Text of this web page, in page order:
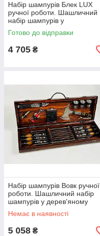
Набір шампурів Блек LUX
ручної роботи. Шашличний
набір шампурів у
дерев'яному кейсі.
Готово до відправки
4 705 ₴
Набір шампурів Вовк ручної
роботи. Шашличний набір
шампурів у дерев'яному
кейсі.
Немає в наявності
5 058 ₴